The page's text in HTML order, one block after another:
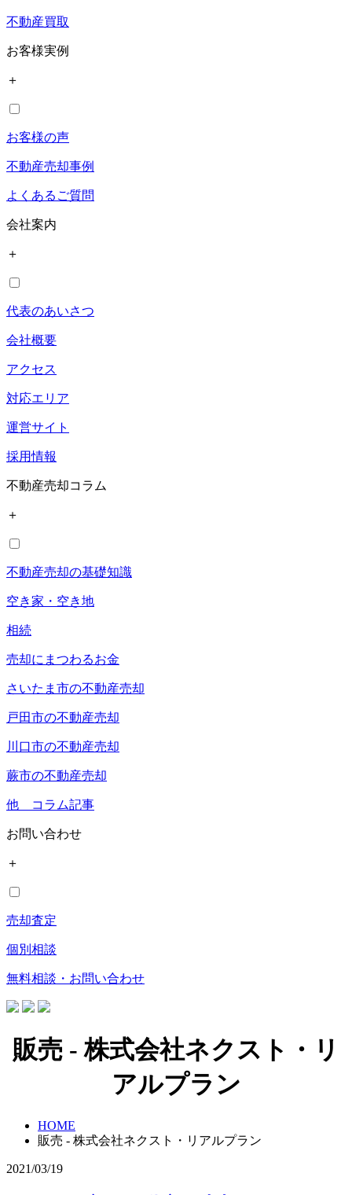
不動産買取
お客様実例
＋
お客様の声
不動産売却事例
よくあるご質問
会社案内
＋
代表のあいさつ
会社概要
アクセス
対応エリア
運営サイト
採用情報
不動産売却コラム
＋
不動産売却の基礎知識
空き家・空き地
相続
売却にまつわるお金
さいたま市の不動産売却
戸田市の不動産売却
川口市の不動産売却
蕨市の不動産売却
他 コラム記事
お問い合わせ
＋
売却査定
個別相談
無料相談・お問い合わせ
販売 - 株式会社ネクスト・リ
アルプラン
HOME
販売 - 株式会社ネクスト・リアルプラン
2021/03/19